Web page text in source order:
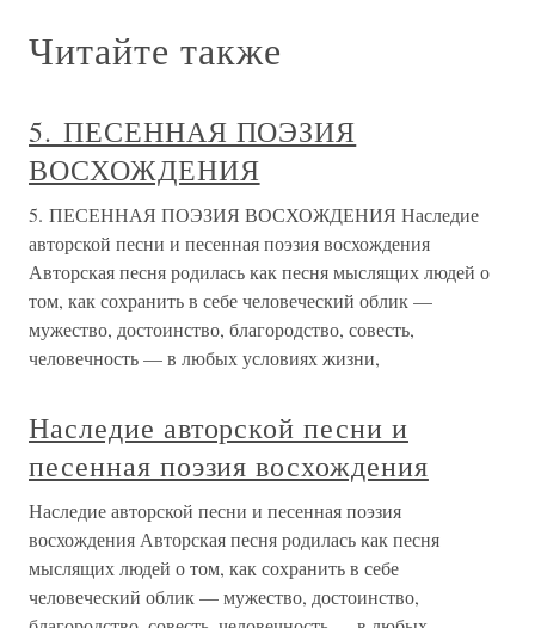
Читайте также
5. ПЕСЕННАЯ ПОЭЗИЯ
ВОСХОЖДЕНИЯ
5. ПЕСЕННАЯ ПОЭЗИЯ ВОСХОЖДЕНИЯ Наследие
авторской песни и песенная поэзия восхождения
Авторская песня родилась как песня мыслящих людей о
том, как сохранить в себе человеческий облик —
мужество, достоинство, благородство, совесть,
человечность — в любых условиях жизни,
Наследие авторской песни и
песенная поэзия восхождения
Наследие авторской песни и песенная поэзия
восхождения Авторская песня родилась как песня
мыслящих людей о том, как сохранить в себе
человеческий облик — мужество, достоинство,